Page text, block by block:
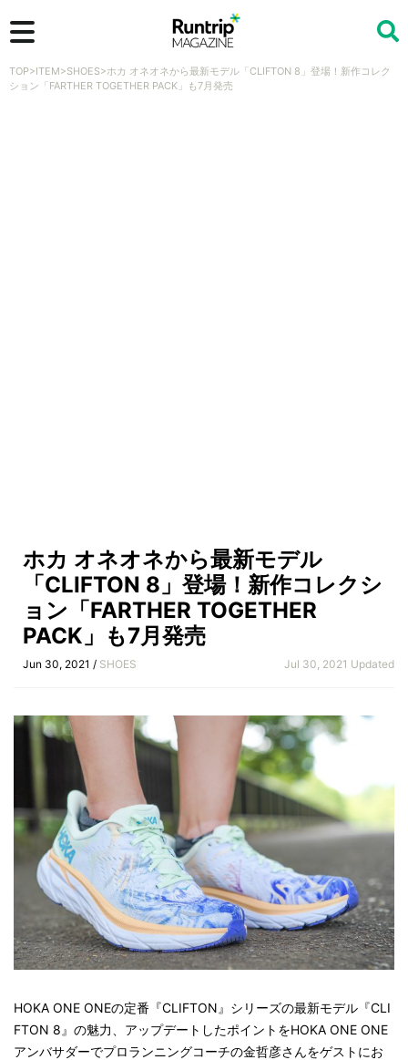
検索
TOP>ITEM>SHOES>ホカ オネオネから最新モデル「CLIFTON 8」登場！新作コレク
ション「FARTHER TOGETHER PACK」も7月発売
ホカ オネオネから最新モデル
「CLIFTON 8」登場！新作コレクシ
ョン「FARTHER TOGETHER
PACK」も7月発売
Jun 30, 2021 / SHOES Jul 30, 2021 Updated
HOKA ONE ONEの定番『CLIFTON』シリーズの最新モデル『CLI
FTON 8』の魅力、アップデートしたポイントをHOKA ONE ONE
アンバサダーでプロランニングコーチの金哲彦さんをゲストにお